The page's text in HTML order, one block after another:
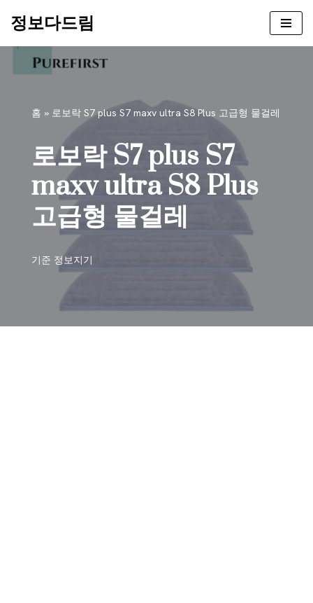
츠
정보다드림
홈 » 로보락 S7 plus S7 maxv ultra S8 Plus 고급형 물걸레
로보락 S7 plus S7
maxv ultra S8 Plus
고급형 물걸레
기준 정보지기